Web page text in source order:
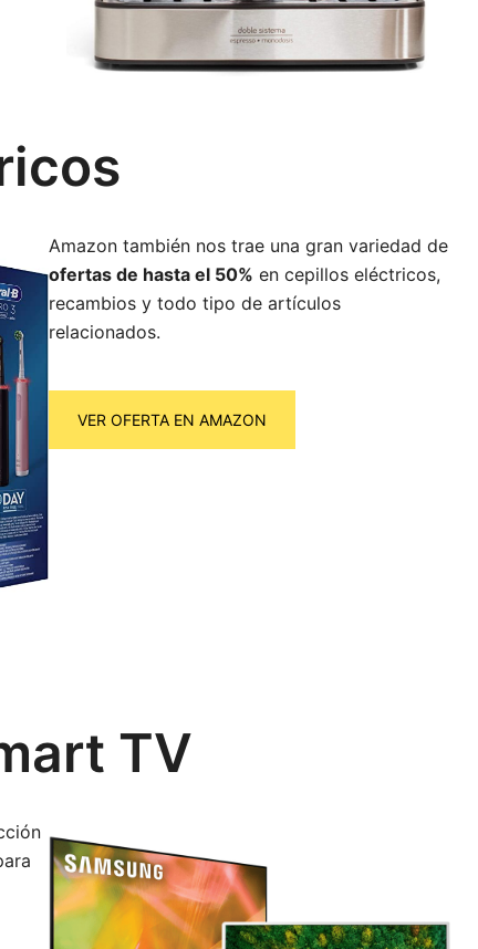
Amazon también nos trae una gran variedad de
ofertas de hasta el 50% en cepillos eléctricos,
recambios y todo tipo de artículos
relacionados.
VER OFERTA EN AMAZON
TV